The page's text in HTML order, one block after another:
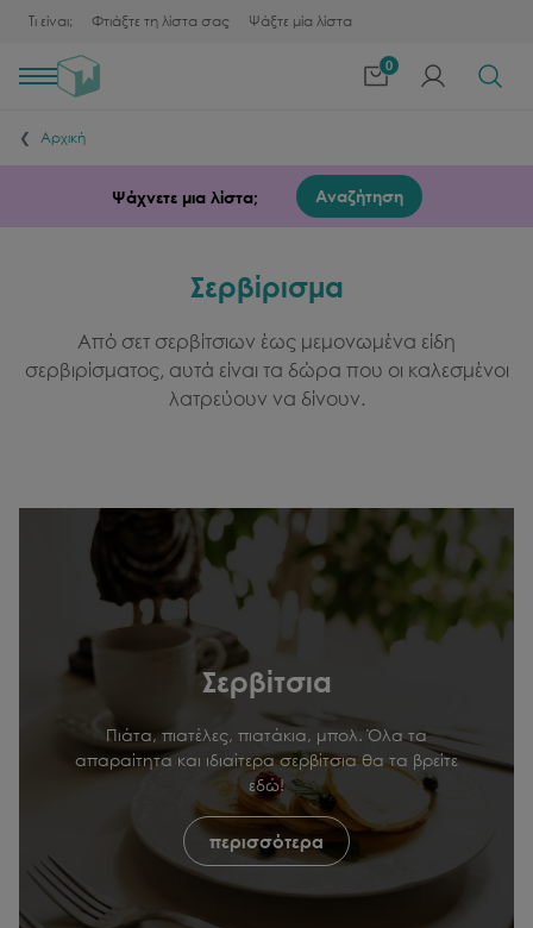
Τι είναι; Φτιάξτε τη λίστα σας Ψάξτε μία λίστα
Toggle
0
Αρχική
Ψάχνετε μια λίστα; Αναζήτηση
Σερβίρισμα
Από σετ σερβίτσιων έως μεμονωμένα είδη
σερβιρίσματος, αυτά είναι τα δώρα που οι καλεσμένοι
λατρεύουν να δίνουν.
Σερβίτσια
Πιάτα, πιατέλες, πιατάκια, μπολ. Όλα τα
απαραίτητα και ιδιαίτερα σερβίτσια θα τα βρείτε
εδώ!
περισσότερα